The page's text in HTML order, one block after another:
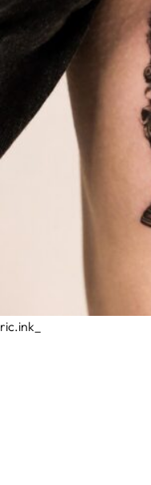
ric.ink_